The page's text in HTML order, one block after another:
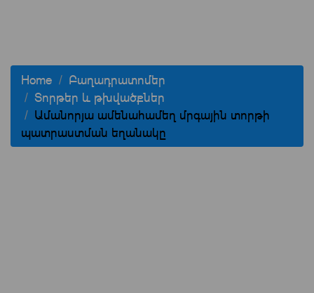
Home
Բաղադրատոմեր
Տորթեր և թխվածքներ
Ամանորյա ամենահամեղ մրգային տորթի
պատրաստման եղանակը